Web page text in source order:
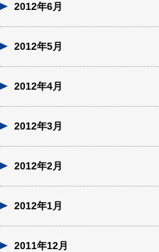
2012年6月
2012年5月
2012年4月
2012年3月
2012年2月
2012年1月
2011年12月